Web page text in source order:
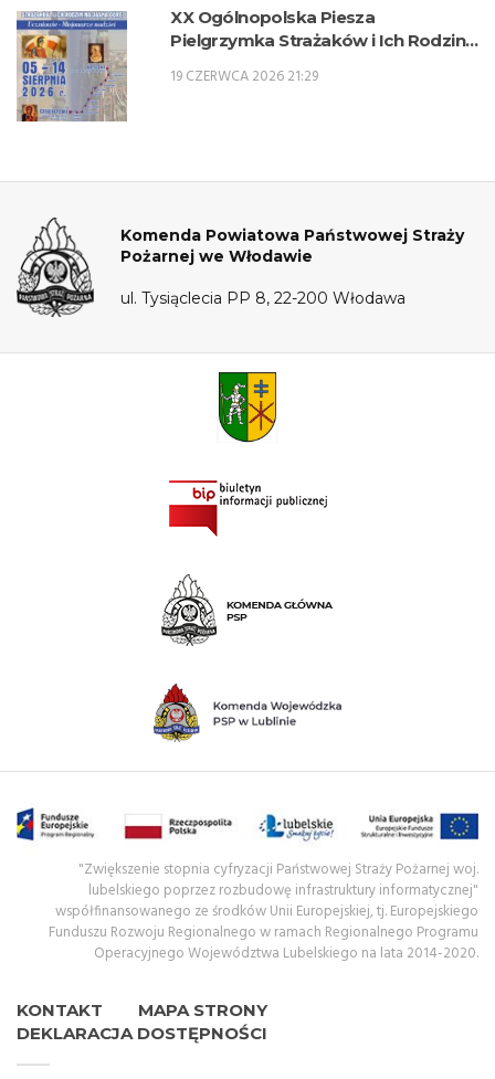
XX Ogólnopolska Piesza
Pielgrzymka Strażaków i Ich Rodzin
19 CZERWCA 2026 21:29
Komenda Powiatowa Państwowej Straży
Pożarnej we Włodawie
ul. Tysiąclecia PP 8, 22-200 Włodawa
KONTAKT
MAPA STRONY
DEKLARACJA DOSTĘPNOŚCI
"Zwiększenie stopnia cyfryzacji Państwowej Straży Pożarnej woj.
lubelskiego poprzez rozbudowę infrastruktury informatycznej"
współfinansowanego ze środków Unii Europejskiej, tj. Europejskiego
Funduszu Rozwoju Regionalnego w ramach Regionalnego Programu
Operacyjnego Województwa Lubelskiego na lata 2014-2020.